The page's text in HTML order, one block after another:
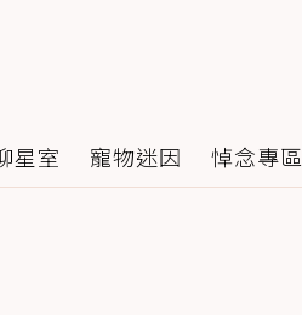
星室 寵物迷因 悼念專區